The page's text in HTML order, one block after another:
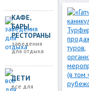
КАФЕ,
БАРЫ,
РЕСТОРАНЫ
заведения
для отдыха
ДЕТИ
все для